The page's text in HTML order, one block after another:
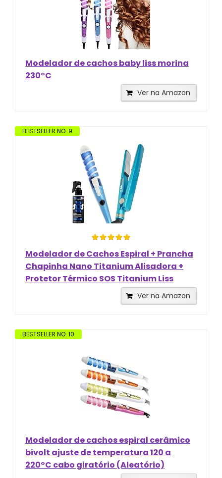
Modelador de cachos baby liss morina
230°C
Ver na Amazon
BESTSELLER NO. 9
Modelador de Cachos Espiral + Prancha
Chapinha Nano Titanium Alisadora +
Protetor Térmico SOS Titanium Liss
Ver na Amazon
BESTSELLER NO. 10
Modelador de cachos espiral cerâmico
bivolt ajuste de temperatura 120 a
220°C cabo giratório (Aleatório)